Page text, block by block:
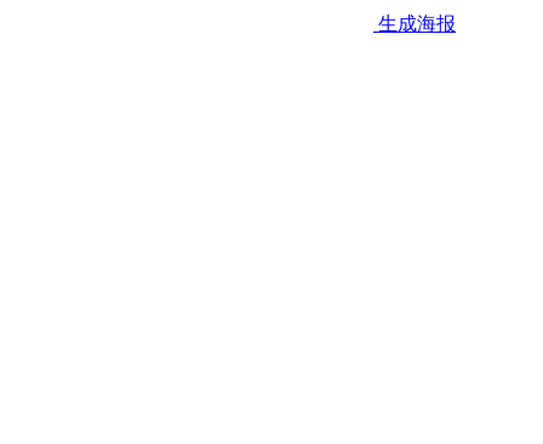
生成海报